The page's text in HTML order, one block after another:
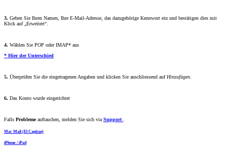
3. Geben Sie Ihren Namen, Ihre E-Mail-Adresse, das dazugehörige Kennwort ein und bestätigen dies mit
Klick auf „Erweitert“.
4. Wählen Sie POP oder IMAP* aus
* Hier der Unterschied
5. Überprüfen Sie die eingetragenen Angaben und klicken Sie anschliessend auf Hinzufügen
6. Das Konto wurde eingerichtet
Falls Problemeauftauchen, melden Sie sich via Support
Mac Mail (El Capitan)
iPhone / iPad